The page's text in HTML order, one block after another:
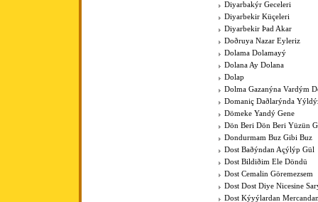
Diyarbakýr Geceleri
Diyarbekir Küçeleri
Diyarbekir Þad Akar
Doðruya Nazar Eyleriz
Dolama Dolamayý
Dolana Ay Dolana
Dolap
Dolma Gazanýna Vardým
Domaniç Daðlarýnda
Dömeke Yandý Gene
Dön Beri Dön Beri Yüzün
Dondurmam Buz Gibi Buz
Dost Baðýndan Açýlýp Gül
Dost Bildiðim Ele Döndü
Dost Cemalin Göremezsem
Dost Dost Diye Nicesine
Dost Kýyýlardan